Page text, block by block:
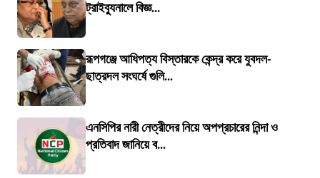
ট্রাইব্যুনালে বিজ্ঞ...
রূপগঞ্জে আধিপত্য বিস্তারকে কেন্দ্র করে যুবদল-
ছাত্রদল সংঘর্ষে গুলি...
এনসিপির নারী নেত্রীদের নিয়ে অপপ্রচারের নিন্দা ও
প্রতিবাদ জানিয়ে ব...